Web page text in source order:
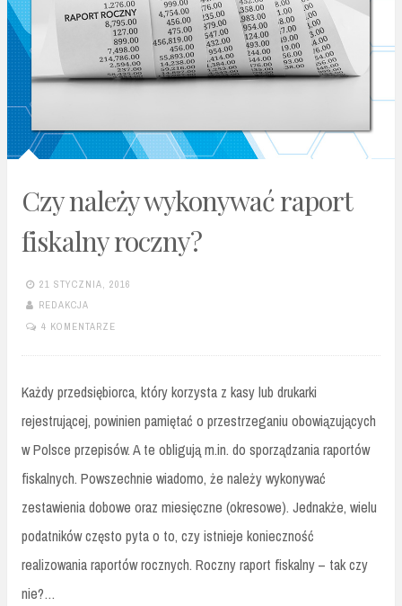
Czy należy wykonywać raport
fiskalny roczny?
21 STYCZNIA, 2016
REDAKCJA
4 KOMENTARZE
Każdy przedsiębiorca, który korzysta z kasy lub drukarki
rejestrującej, powinien pamiętać o przestrzeganiu obowiązujących
w Polsce przepisów. A te obligują m.in. do sporządzania raportów
fiskalnych. Powszechnie wiadomo, że należy wykonywać
zestawienia dobowe oraz miesięczne (okresowe). Jednakże, wielu
podatników często pyta o to, czy istnieje konieczność
realizowania raportów rocznych. Roczny raport fiskalny – tak czy
nie?…